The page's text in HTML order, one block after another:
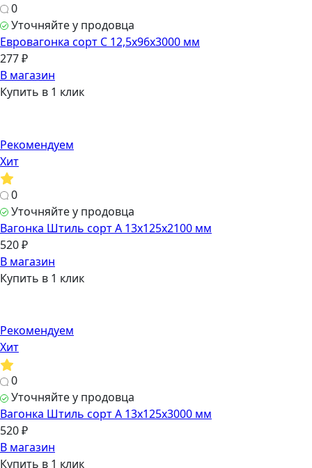
0
Уточняйте у продовца
Евровагонка сорт C 12,5х96х3000 мм
277 ₽
В магазин
Купить в 1 клик
Рекомендуем
Хит
0
Уточняйте у продовца
Вагонка Штиль сорт А 13х125х2100 мм
520 ₽
В магазин
Купить в 1 клик
Рекомендуем
Хит
0
Уточняйте у продовца
Вагонка Штиль сорт А 13х125х3000 мм
520 ₽
В магазин
Купить в 1 клик